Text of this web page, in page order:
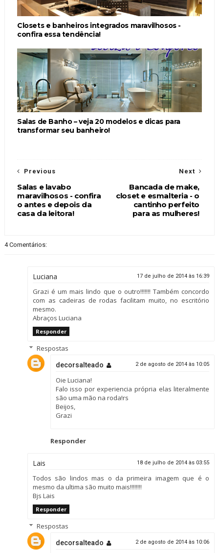
Closets e banheiros integrados maravilhosos -
confira essa tendência!
Salas de Banho – veja 20 modelos e dicas para
transformar seu banheiro!
Next
Bancada de make,
closet e esmalteria - o
cantinho perfeito
para as mulheres!
Previous
Salas e lavabo
maravilhosos - confira
o antes e depois da
casa da leitora!
4 Comentários:
Luciana 17 de julho de 2014 às 16:39
Grazi é um mais lindo que o outro!!!!!!! Também concordo
com as cadeiras de rodas facilitam muito, no escritório
mesmo.
Abraços Luciana
Responder
Respostas
decorsalteado 2 de agosto de 2014 às 10:05
Oie Luciana!
Falo isso por experiencia própria elas literalmente
são uma mão na roda!rs
Beijos,
Grazi
Responder
Lais 18 de julho de 2014 às 03:55
Todos são lindos mas o da primeira imagem que é o
mesmo da ultima são muito mais!!!!!!!!
Bjs Lais
Responder
Respostas
decorsalteado 2 de agosto de 2014 às 10:06